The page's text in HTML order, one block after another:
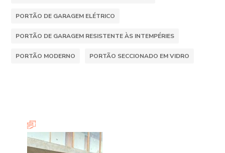
PORTÃO DE GARAGEM ELÉTRICO
PORTÃO DE GARAGEM RESISTENTE ÀS INTEMPÉRIES
PORTÃO MODERNO PORTÃO SECCIONADO EM VIDRO